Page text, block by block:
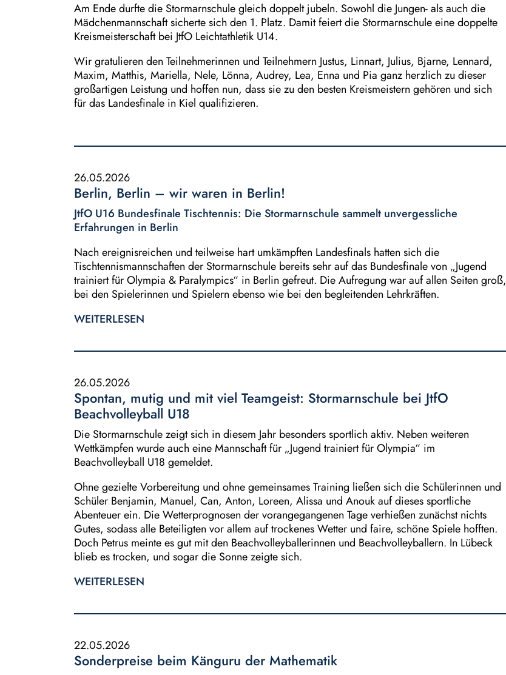
Am Ende durfte die Stormarnschule gleich doppelt jubeln. Sowohl die Jungen- als auch die
Mädchenmannschaft sicherte sich den 1. Platz. Damit feiert die Stormarnschule eine doppelte
Kreismeisterschaft bei JtfO Leichtathletik U14.
Wir gratulieren den Teilnehmerinnen und Teilnehmern Justus, Linnart, Julius, Bjarne, Lennard,
Maxim, Matthis, Mariella, Nele, Lönna, Audrey, Lea, Enna und Pia ganz herzlich zu dieser
großartigen Leistung und hoffen nun, dass sie zu den besten Kreismeistern gehören und sich
für das Landesfinale in Kiel qualifizieren.
26.05.2026
Berlin, Berlin – wir waren in Berlin!
JtfO U16 Bundesfinale Tischtennis: Die Stormarnschule sammelt unvergessliche
Erfahrungen in Berlin
Nach ereignisreichen und teilweise hart umkämpften Landesfinals hatten sich die
Tischtennismannschaften der Stormarnschule bereits sehr auf das Bundesfinale von „Jugend
trainiert für Olympia & Paralympics“ in Berlin gefreut. Die Aufregung war auf allen Seiten groß,
bei den Spielerinnen und Spielern ebenso wie bei den begleitenden Lehrkräften.
WEITERLESEN
26.05.2026
Spontan, mutig und mit viel Teamgeist: Stormarnschule bei JtfO
Beachvolleyball U18
Die Stormarnschule zeigt sich in diesem Jahr besonders sportlich aktiv. Neben weiteren
Wettkämpfen wurde auch eine Mannschaft für „Jugend trainiert für Olympia“ im
Beachvolleyball U18 gemeldet.
Ohne gezielte Vorbereitung und ohne gemeinsames Training ließen sich die Schülerinnen und
Schüler Benjamin, Manuel, Can, Anton, Loreen, Alissa und Anouk auf dieses sportliche
Abenteuer ein. Die Wetterprognosen der vorangegangenen Tage verhießen zunächst nichts
Gutes, sodass alle Beteiligten vor allem auf trockenes Wetter und faire, schöne Spiele hofften.
Doch Petrus meinte es gut mit den Beachvolleyballerinnen und Beachvolleyballern. In Lübeck
blieb es trocken, und sogar die Sonne zeigte sich.
WEITERLESEN
22.05.2026
Sonderpreise beim Känguru der Mathematik